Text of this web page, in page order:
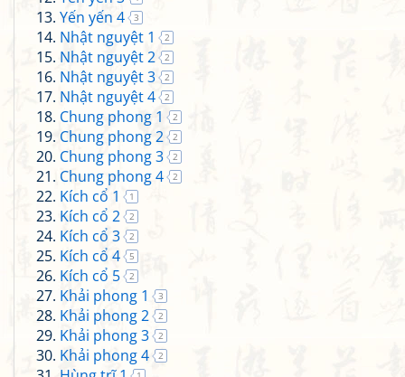
Yến yến 4 3
Nhật nguyệt 1 2
Nhật nguyệt 2 2
Nhật nguyệt 3 2
Nhật nguyệt 4 2
Chung phong 1 2
Chung phong 2 2
Chung phong 3 2
Chung phong 4 2
Kích cổ 1 1
Kích cổ 2 2
Kích cổ 3 2
Kích cổ 4 5
Kích cổ 5 2
Khải phong 1 3
Khải phong 2 2
Khải phong 3 2
Khải phong 4 2